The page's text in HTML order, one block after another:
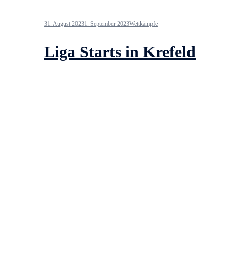
31. August 20231. September 2023Wettkämpfe
Liga Starts in Krefeld